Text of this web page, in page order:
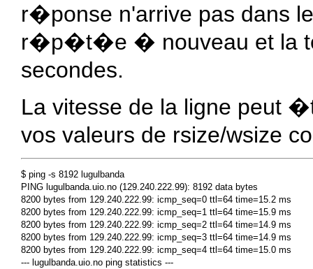
r�ponse n'arrive pas dans
r�p�t�e � nouveau et la
secondes.
La vitesse de la ligne peut
vos valeurs de rsize/wsize
$ ping -s 8192 lugulbanda
PING lugulbanda.uio.no (129.240.222.99): 8192 data bytes
8200 bytes from 129.240.222.99: icmp_seq=0 ttl=64 time=15.2 ms
8200 bytes from 129.240.222.99: icmp_seq=1 ttl=64 time=15.9 ms
8200 bytes from 129.240.222.99: icmp_seq=2 ttl=64 time=14.9 ms
8200 bytes from 129.240.222.99: icmp_seq=3 ttl=64 time=14.9 ms
8200 bytes from 129.240.222.99: icmp_seq=4 ttl=64 time=15.0 ms
--- lugulbanda.uio.no ping statistics ---